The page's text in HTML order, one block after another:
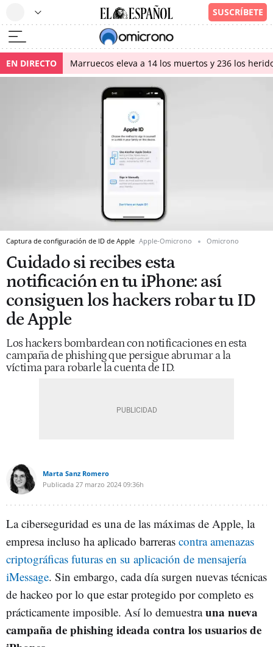
EN DIRECTO Marruecos eleva a 14 los muertos y 236 los
Captura de configuración de ID de Apple Apple-Omicrono Omicrono
Cuidado si recibes esta
notificación en tu iPhone: así
consiguen los hackers robar tu ID
de Apple
Los hackers bombardean con notificaciones en esta
campaña de phishing que persigue abrumar a la
víctima para robarle la cuenta de ID.
Marta Sanz Romero
Publicada 27 marzo 2024 09:36h
La ciberseguridad es una de las máximas de Apple, la
empresa incluso ha aplicado barreras contra amenazas
criptográficas futuras en su aplicación de mensajería
iMessage. Sin embargo, cada día surgen nuevas técnicas
de hackeo por lo que estar protegido por completo es
prácticamente imposible. Así lo demuestrauna nueva
campaña de phishing ideada contra los usuarios de